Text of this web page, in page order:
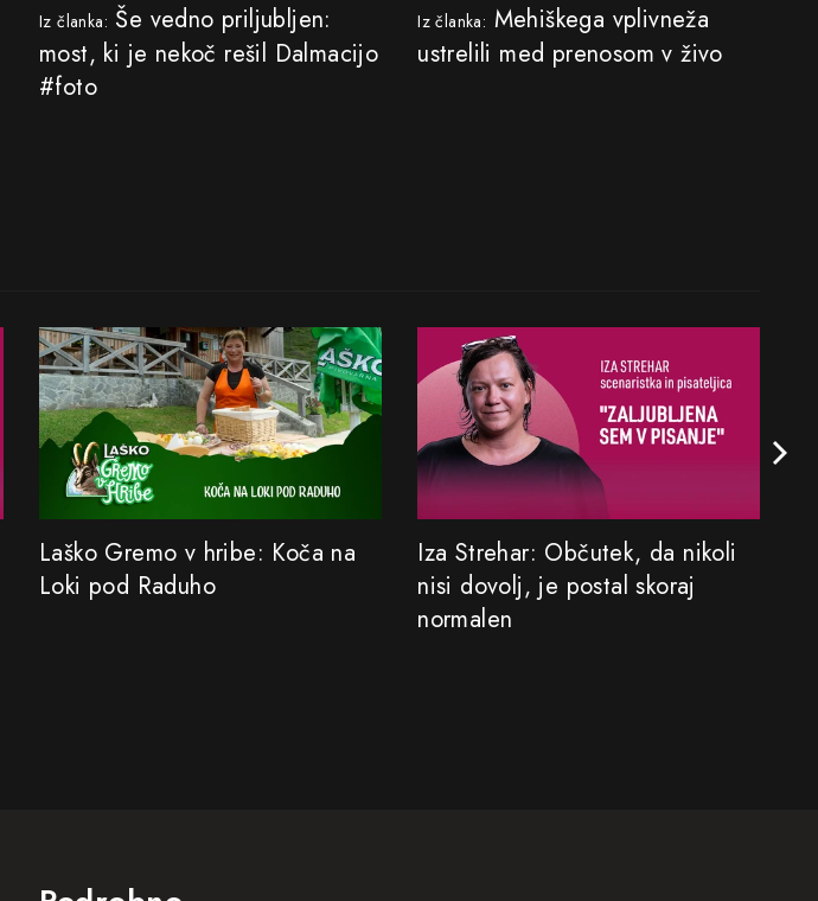
Iz članka: Še vedno priljubljen:
most, ki je nekoč rešil Dalmacijo
#foto
Iz članka: Mehiškega vplivneža
ustrelili med prenosom v živo
Laško Gremo v hribe: Koča na
Loki pod Raduho
Iza Strehar: Občutek, da nikoli
nisi dovolj, je postal skoraj
normalen